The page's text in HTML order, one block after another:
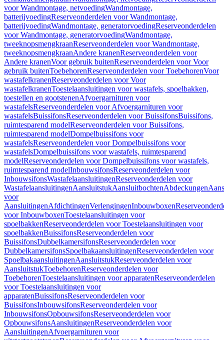
voor Wandmontage, netvoedingWandmontage,
batterijvoedingReserveonderdelen voor Wandmontage,
batterijvoedingWandmontage, generatorvoedingReserveonderdelen
voor Wandmontage, generatorvoedingWandmontage,
tweeknopsmengkraanReserveonderdelen voor Wandmontage,
tweeknopsmengkraanAndere kranenReserveonderdelen voor
Andere kranenVoor gebruik buitenReserveonderdelen voor Voor
gebruik buitenToebehorenReserveonderdelen voor ToebehorenVoor
wastafelkranenReserveonderdelen voor Voor
wastafelkranenToestelaansluitingen voor wastafels, spoelbakken,
toestellen en gootstenenAfvoergarnituren voor
wastafelsReserveonderdelen voor Afvoergarnituren voor
wastafelsBuissifonsReserveonderdelen voor BuissifonsBuissifons,
ruimtesparend modelReserveonderdelen voor Buissifons,
ruimtesparend modelDompelbuissifons voor
wastafelsReserveonderdelen voor Dompelbuissifons voor
wastafelsDompelbuissifons voor wastafels, ruimtesparend
modelReserveonderdelen voor Dompelbuissifons voor wastafels,
ruimtesparend modelInbouwsifonsReserveonderdelen voor
InbouwsifonsWastafelaansluitingenReserveonderdelen voor
WastafelaansluitingenAansluitstukAansluitbochtenAbdeckungen
voor
AansluitingenAfdichtingenVerlengingenInbouwboxen
voor InbouwboxenToestelaansluitingen voor
spoelbakkenReserveonderdelen voor Toestelaansluitingen voor
spoelbakkenBuissifonsReserveonderdelen voor
BuissifonsDubbelkamersifonsReserveonderdelen voor
DubbelkamersifonsSpoelbakaansluitingenReserveonderdelen voor
SpoelbakaansluitingenAansluitstukReserveonderdelen voor
AansluitstukToebehorenReserveonderdelen voor
ToebehorenToestelaansluitingen voor apparatenReserveonderdelen
voor Toestelaansluitingen voor
apparatenBuissifonsReserveonderdelen voor
BuissifonsInbouwsifonsReserveonderdelen voor
InbouwsifonsOpbouwsifonsReserveonderdelen voor
OpbouwsifonsAansluitingenReserveonderdelen voor
AansluitingenAfvoergarnituren voor